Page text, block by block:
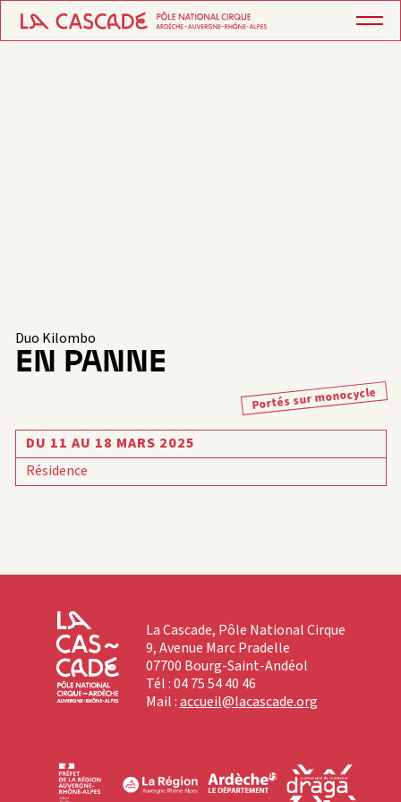
Duo Kilombo
EN PANNE
Portés sur monocycle
DU 11 AU 18 MARS 2025
Résidence
La Cascade, Pôle National Cirque
9, Avenue Marc Pradelle
07700 Bourg-Saint-Andéol
Tél : 04 75 54 40 46
Mail :accueil@lacascade.org